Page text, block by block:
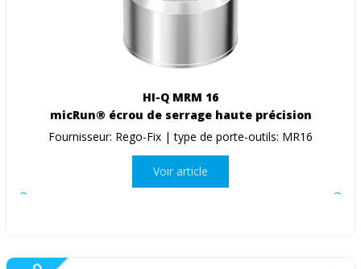
HI-Q MRM 16
micRun® écrou de serrage haute précision
Fournisseur: Rego-Fix | type de porte-outils: MR16
Voir article